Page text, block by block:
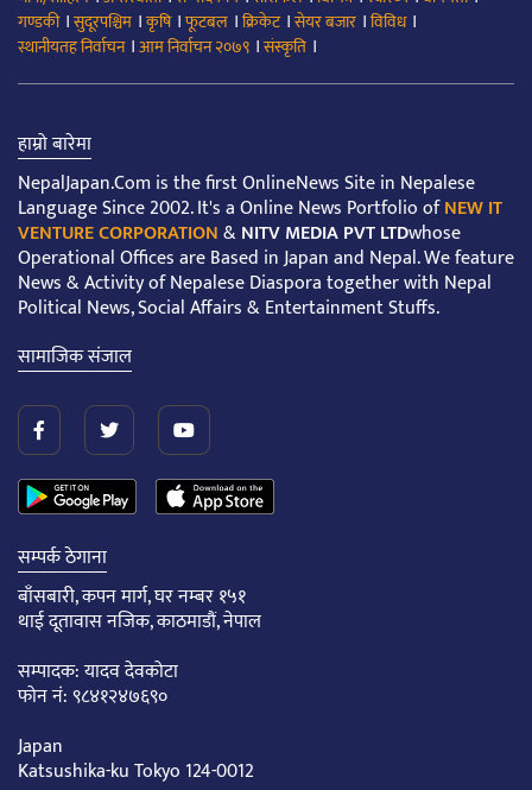
गण्डकी।सुदूरपश्चिम ।कृषि।फूटबल ।क्रिकेट।सेयर बजार ।विविध।
स्थानीयतह निर्वाचन।आम निर्वाचन २०७९ ।संस्कृति ।
हाम्रो बारेमा
NepalJapan.Com is the first OnlineNews Site in Nepalese
Language Since 2002. It's a Online News Portfolio ofNEW IT
VENTURE CORPORATION&NITV MEDIA PVT LTDwhose
Operational Offices are Based in Japan and Nepal. We feature
News & Activity of Nepalese Diaspora together with Nepal
Political News, Social Affairs & Entertainment Stuffs.
सामाजिक संजाल
सम्पर्क ठेगाना
बाँसबारी, कपन मार्ग, घर नम्बर १५१
थाई दूतावास नजिक, काठमाडौं, नेपाल
सम्पादक: यादव देवकोटा
फोन नं: ९८४१२४७६९०
Japan
Katsushika-ku Tokyo 124-0012